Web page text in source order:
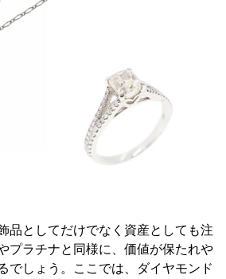
品としてだけでなく資産としても注
プラチナと同様に、価値が保たれや
でしょう。ここでは、ダイヤモンド